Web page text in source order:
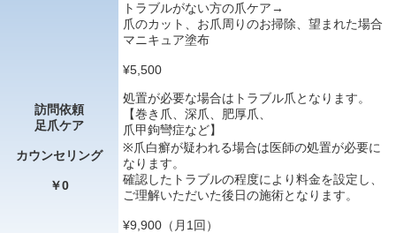
訪問依頼
足爪ケア
カウンセリング
￥0
トラブルがない方の爪ケア→
爪のカット、お爪周りのお掃除、望まれた場合
マニキュア塗布
¥5,500
処置が必要な場合はトラブル爪となります。
【巻き爪、深爪、肥厚爪、
爪甲鉤彎症など】
※爪白癬が疑われる場合は医師の処置が必要に
なります。
確認したトラブルの程度により料金を設定し、
ご理解いただいた後日の施術となります。
¥9,900（月1回）